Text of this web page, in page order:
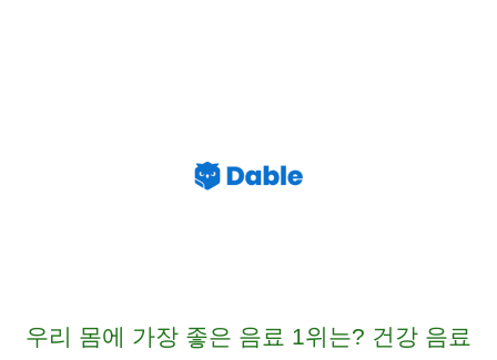
우리 몸에 가장 좋은 음료 1위는? 건강 음료